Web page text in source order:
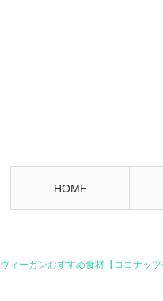
HOME
ヴィーガンおすすめ食材【ココナッツ